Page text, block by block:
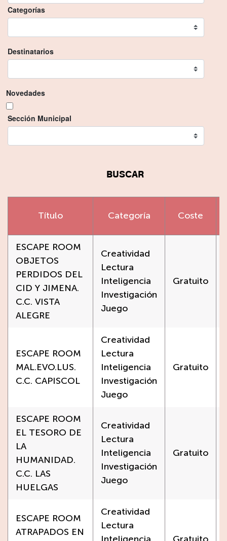
Categorías
Destinatarios
Novedades
Sección Municipal
BUSCAR
Título Categoría Coste
ESCAPE ROOM
OBJETOS
PERDIDOS DEL
CID Y JIMENA.
C.C. VISTA
ALEGRE
Creatividad
Lectura
Inteligencia
Investigación
Juego
Gratuito
ESCAPE ROOM
MAL.EVO.LUS.
C.C. CAPISCOL
Creatividad
Lectura
Inteligencia
Investigación
Juego
Gratuito
ESCAPE ROOM
EL TESORO DE
LA
HUMANIDAD.
C.C. LAS
HUELGAS
Creatividad
Lectura
Inteligencia
Investigación
Juego
Gratuito
ESCAPE ROOM
ATRAPADOS EN
Creatividad
Lectura